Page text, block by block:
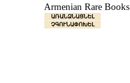
Armenian Rare Books
ԱՌԱՆՁՆԱՑՆԵԼ
ՉԳՈՒՆԱՓՈԽԵԼ